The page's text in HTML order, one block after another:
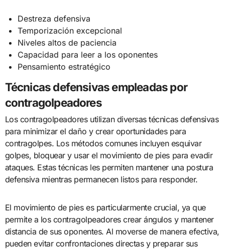
Destreza defensiva
Temporización excepcional
Niveles altos de paciencia
Capacidad para leer a los oponentes
Pensamiento estratégico
Técnicas defensivas empleadas por
contragolpeadores
Los contragolpeadores utilizan diversas técnicas defensivas
para minimizar el daño y crear oportunidades para
contragolpes. Los métodos comunes incluyen esquivar
golpes, bloquear y usar el movimiento de pies para evadir
ataques. Estas técnicas les permiten mantener una postura
defensiva mientras permanecen listos para responder.
El movimiento de pies es particularmente crucial, ya que
permite a los contragolpeadores crear ángulos y mantener
distancia de sus oponentes. Al moverse de manera efectiva,
pueden evitar confrontaciones directas y preparar sus